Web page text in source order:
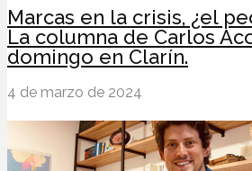
Marcas en la crisis, ¿el
La columna de Carlos
domingo en Clarín.
4 de marzo de 2024